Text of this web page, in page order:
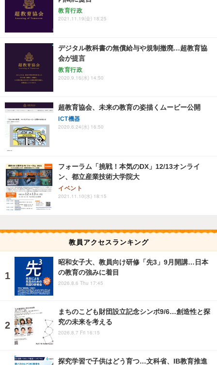
教育行政
2021.11.19(金) 18:25
デジタル教科書の無償給与や規制撤廃…超教育協
会が提言
教育行政
2020.9.16(水) 14:50
超教育協会、未来の教育の姿描くムービー公開
ICT機器
2020.6.24(水) 16:50
フォーラム「挑戦！本気のDX」12/13オンライ
ン、都立産業技術大学院大
イベント
2021.11.10(水) 18:15
教員アクセスランキング
昭和女子大、教員向け研修「先3」9月開講…日本
の教育の強みに着目
2026.8.6 Thu 17:45
まちのこども財団設立記念シンポ9/6…創造性と探
究の未来を考える
2026.8.7 Fri 16:15
探究学習で子供はどう育つ…文科省、IB教育推進